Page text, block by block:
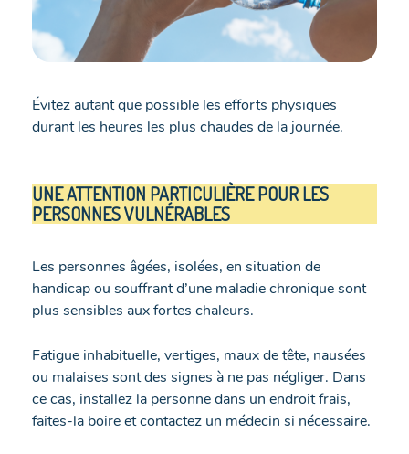
Évitez autant que possible les efforts physiques
durant les heures les plus chaudes de la journée.
UNE ATTENTION PARTICULIÈRE POUR LES
PERSONNES VULNÉRABLES
Les personnes âgées, isolées, en situation de
handicap ou souffrant d’une maladie chronique sont
plus sensibles aux fortes chaleurs.
Fatigue inhabituelle, vertiges, maux de tête, nausées
ou malaises sont des signes à ne pas négliger. Dans
ce cas, installez la personne dans un endroit frais,
faites-la boire et contactez un médecin si nécessaire.